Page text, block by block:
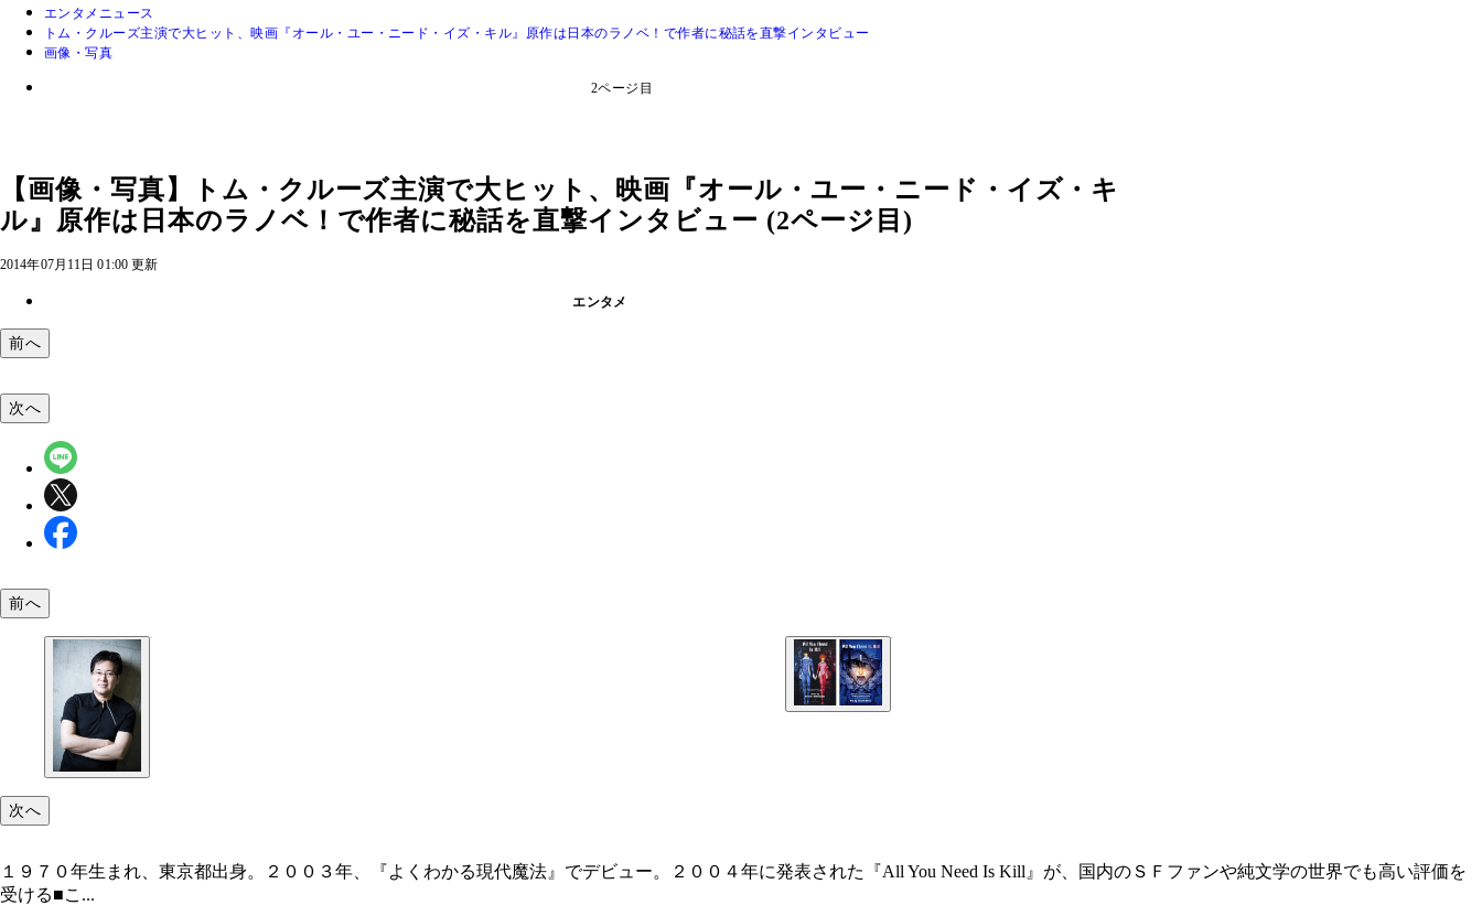
エンタメニュース
トム・クルーズ主演で大ヒット、映画『オール・ユー・ニード・イズ・キル』原作は日本のラノベ！で作者に秘話を直撃インタビュー
画像・写真
2ページ目
【画像・写真】トム・クルーズ主演で大ヒット、映画『オール・ユー・ニード・イズ・キ
ル』原作は日本のラノベ！で作者に秘話を直撃インタビュー (2ページ目)
2014年07月11日 01:00 更新
エンタメ
前へ
次へ
前へ
次へ
１９７０年生まれ、東京都出身。２００３年、『よくわかる現代魔法』でデビュー。２００４年に発表された『All You Need Is Kill』が、国内のＳＦファンや純文学の世界でも高い評価を
受ける■こ...